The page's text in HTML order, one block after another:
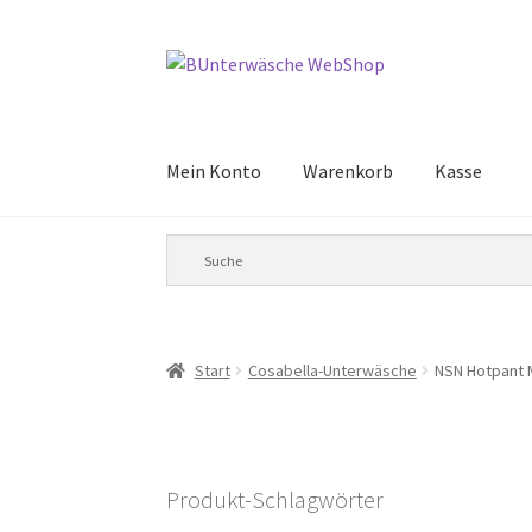
Zur
Zum
Mein Konto Warenkorb Kasse
Start Cosabella-Unterwäsche NSN Hotpant
Produkt-Schlagwörter